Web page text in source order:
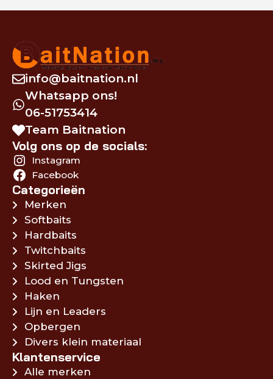
info@baitnation.nl
Whatsapp ons!
06-51753414
Team Baitnation
Volg ons op de socials:
Instagram
Facebook
Categorieën
Merken
Softbaits
Hardbaits
Twitchbaits
Skirted Jigs
Lood en Tungsten
Haken
Lijn en Leaders
Opbergen
Divers klein materiaal
Klantenservice
Alle merken